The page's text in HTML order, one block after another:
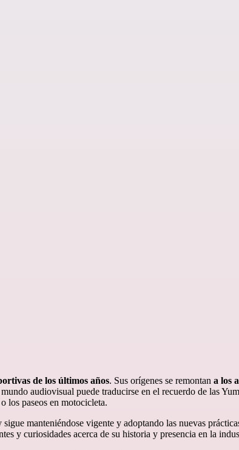
de los últimos años. Sus orígenes se remontan a los
audiovisual puede traducirse en el recuerdo de las
los paseos en motocicleta.
sigue manteniéndose vigente y adoptando las nuevas
y curiosidades acerca de su historia y presencia en la